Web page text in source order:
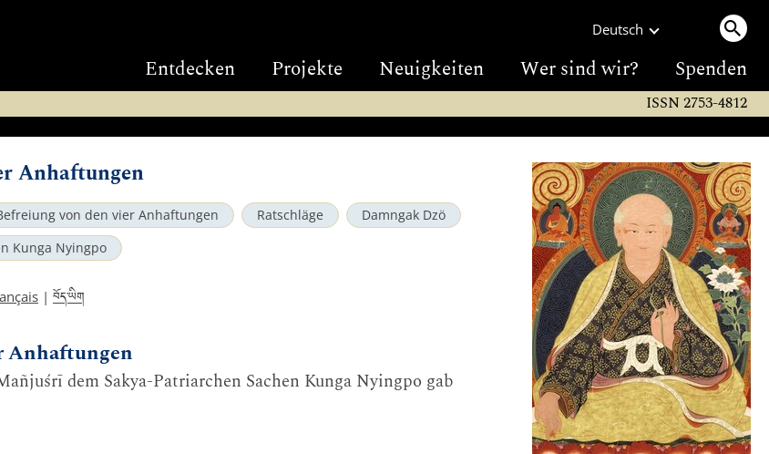
Deutsch
Entdecken Projekte Neuigkeiten Wer sind wir? Spenden
ISSN 2753-4812
Anhaftungen
von den vier Anhaftungen Ratschläge
Damngak Dzö
Kunga Nyingpo
| བོད་ཡིག
Anhaftungen
dem Sakya-Patriarchen Sachen Kunga Nyingpo gab